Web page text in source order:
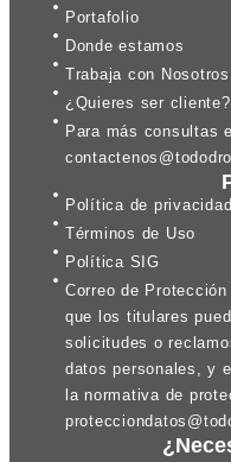
Portafolio
Donde estamos
Trabaja con Nosotros
¿Quieres ser
Para más consultas
Política de privacidad
Términos de Uso
Política SIG
Correo de
que los titulares
solicitudes o
datos personales, y
la normativa de